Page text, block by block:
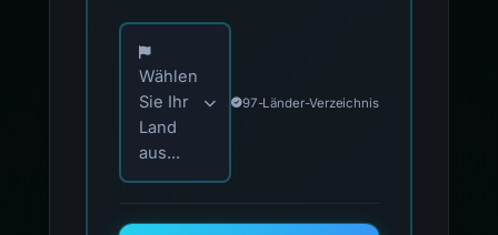
Wählen Sie Ihr Land für offizielle
Wählen
Sie Ihr
Land
aus...
97-Länder-Verzeichnis